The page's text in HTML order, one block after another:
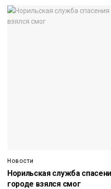
Новости
Норильская служба
городе взялся смог